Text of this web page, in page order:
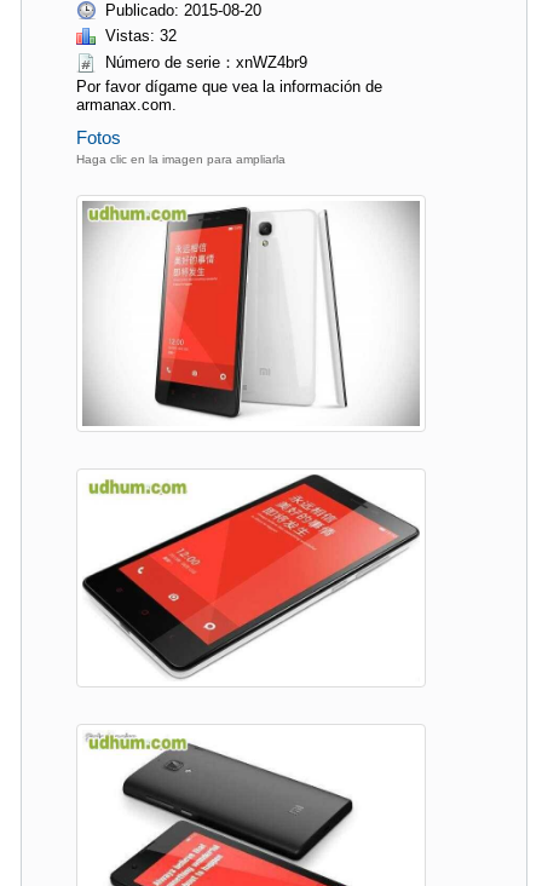
Publicado: 2015-08-20
Vistas: 32
Número de serie：xnWZ4br9
Por favor dígame que vea la información de
armanax.com.
Fotos
Haga clic en la imagen para ampliarla